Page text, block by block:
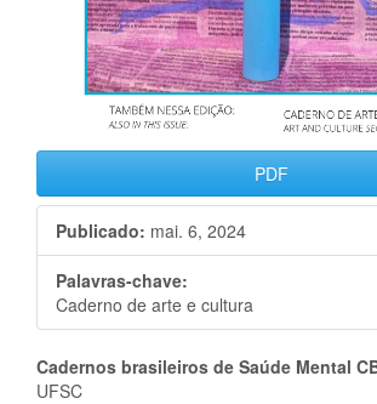
PDF
Publicado: mai. 6, 2024
Palavras-chave:
Caderno de arte e cultura
Conteúdo
Cadernos brasileiros de Saúde Mental
UFSC